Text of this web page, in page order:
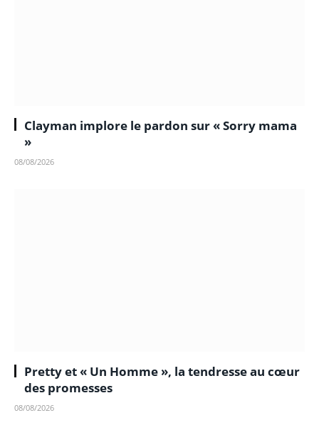
Clayman implore le pardon sur « Sorry mama
»
08/08/2026
Pretty et « Un Homme », la tendresse au cœur
des promesses
08/08/2026